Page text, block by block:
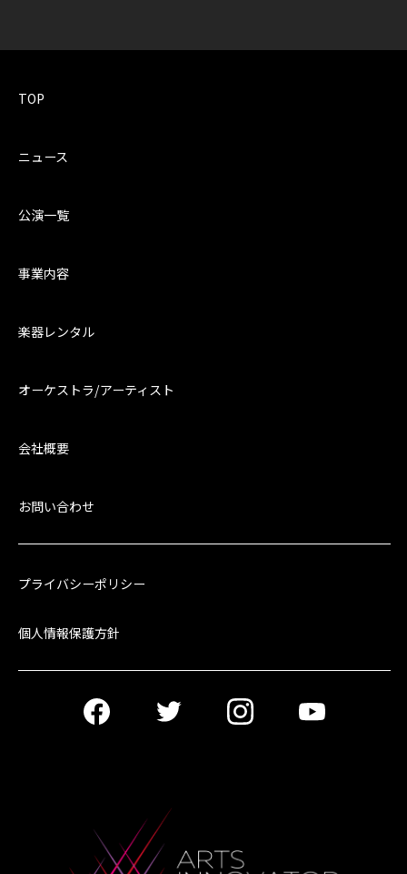
TOP
ニュース
公演一覧
事業内容
楽器レンタル
オーケストラ/アーティスト
会社概要
お問い合わせ
プライバシーポリシー
個人情報保護方針